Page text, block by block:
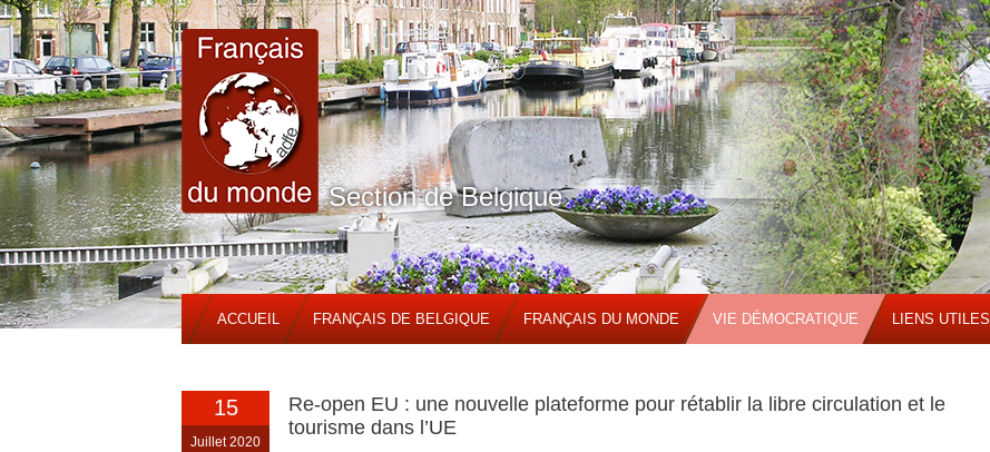
Section de Belgique
ACCUEIL FRANÇAIS DE BELGIQUE FRANÇAIS DU MONDE VIE DÉMOCRATIQUE LIENS UTILES
15
Juillet 2020
Re-open EU : une nouvelle plateforme pour rétablir la libre circulation et le
tourisme dans l’UE